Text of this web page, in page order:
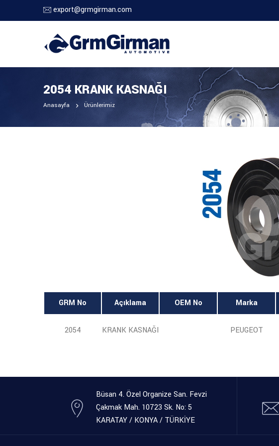
export@grmgirman.com
2054 KRANK KASNAĞI
Anasayfa Ürünlerimiz
GRM No Açıklama OEM No Marka
2054 KRANK KASNAĞI PEUGEOT
Büsan 4. Özel Organize San. Fevzi
Çakmak Mah. 10723 Sk. No: 5
KARATAY / KONYA / TÜRKİYE